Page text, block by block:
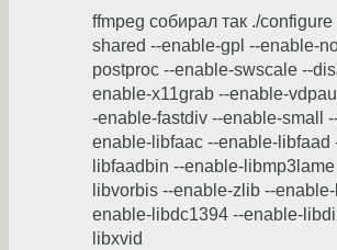
ffmpeg собирал так ./
shared --enable-gpl --enable-
postproc --enable-swscale --
enable-x11grab --enable-
-enable-fastdiv --enable-small
enable-libfaac --enable-libfaad
libfaadbin --enable-
libvorbis --enable-zlib --
enable-libdc1394 --enable-
libxvid